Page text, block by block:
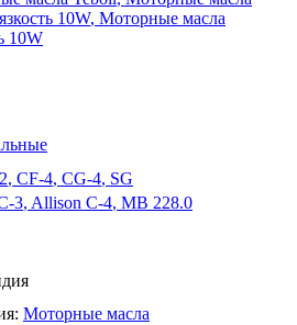
10W, Моторные масла
10W
, CF-4, CG-4, SG
3, Allison C-4, MB 228.0
Моторные масла